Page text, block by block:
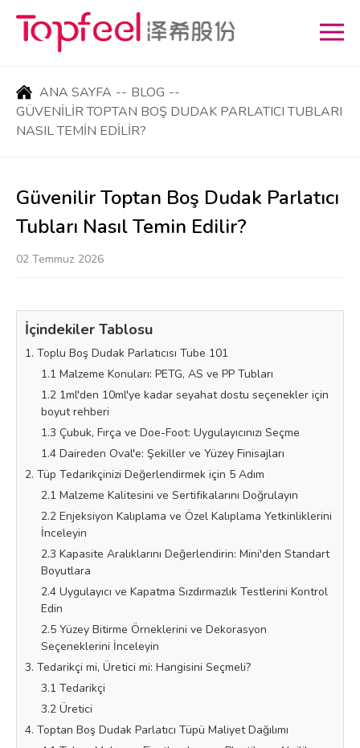
ANA SAYFA -- BLOG --
GÜVENILIR TOPTAN BOŞ DUDAK PARLATICI TUBLARI
NASIL TEMIN EDILIR?
Güvenilir Toptan Boş Dudak Parlatıcı
Tubları Nasıl Temin Edilir?
02 Temmuz 2026
İçindekiler Tablosu
1. Toplu Boş Dudak Parlatıcısı Tube 101
1.1 Malzeme Konuları: PETG, AS ve PP Tubları
1.2 1ml'den 10ml'ye kadar seyahat dostu seçenekler için
boyut rehberi
1.3 Çubuk, Fırça ve Doe-Foot: Uygulayıcınızı Seçme
1.4 Daireden Oval'e: Şekiller ve Yüzey Finisajları
2. Tüp Tedarikçinizi Değerlendirmek için 5 Adım
2.1 Malzeme Kalitesini ve Sertifikalarını Doğrulayın
2.2 Enjeksiyon Kalıplama ve Özel Kalıplama Yetkinliklerini
İnceleyin
2.3 Kapasite Aralıklarını Değerlendirin: Mini'den Standart
Boyutlara
2.4 Uygulayıcı ve Kapatma Sızdırmazlık Testlerini Kontrol
Edin
2.5 Yüzey Bitirme Örneklerini ve Dekorasyon
Seçeneklerini İnceleyin
3. Tedarikçi mi, Üretici mi: Hangisini Seçmeli?
3.1 Tedarikçi
3.2 Üretici
4. Toptan Boş Dudak Parlatıcı Tüpü Maliyet Dağılımı